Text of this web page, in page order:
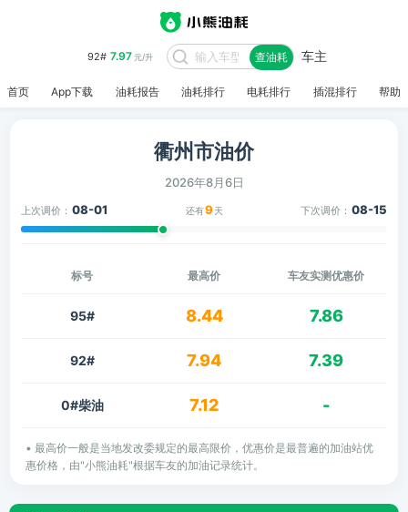
92# 7.97元/升 查油耗 车主
首页 App下载 油耗报告 油耗排行 电耗排行 插混排行 帮助
衢州市油价
2026年8月6日
上次调价： 08-01 还有9 天 下次调价： 08-15
标号 最高价 车友实测优惠价
95# 8.44 7.86
92# 7.94 7.39
0#柴油 7.12 -
• 最高价一般是当地发改委规定的最高限价，优惠价是最普遍的加油站优
惠价格，由"小熊油耗"根据车友的加油记录统计。